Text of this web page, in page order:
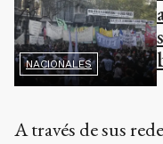
NACIONALES
A través de sus